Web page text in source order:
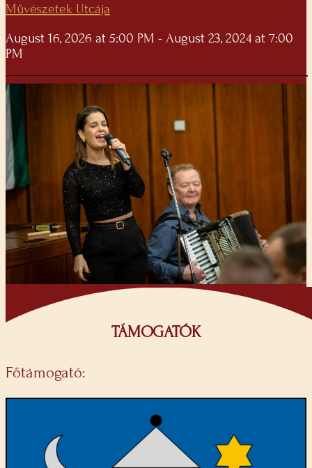
Művészetek Utcája
August 16, 2026 at 5:00 PM - August 23, 2024 at 7:00
PM
TÁMOGATÓK
Főtámogató: